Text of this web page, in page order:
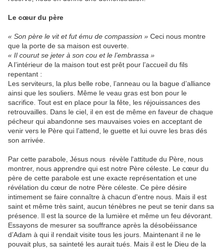
Le cœur du père
« Son père le vit et fut ému de compassion » Ceci nous montre
que la porte de sa maison est ouverte.
« Il courut se jeter à son cou et le l’embrassa »
A l’intérieur de la maison tout est prêt pour l’accueil du fils
repentant :
Les serviteurs, la plus belle robe, l’anneau ou la bague d’alliance
ainsi que les souliers. Même le veau gras est bon pour le
sacrifice. Tout est en place pour la fête, les réjouissances des
retrouvailles. Dans le ciel, il en est de même en faveur de chaque
pécheur qui abandonne ses mauvaises voies en acceptant de
venir vers le Père qui l’attend, le guette et lui ouvre les bras dés
son arrivée.
Par cette parabole, Jésus nous révèle l'attitude du Père, nous
montrer, nous apprendre qui est notre Père céleste. Le cœur du
père de cette parabole est une exacte représentation et une
révélation du cœur de notre Père céleste. Ce père désire
intimement se faire connaître à chacun d'entre nous. Mais il est
saint et même très saint, aucun ténèbres ne peut se tenir dans sa
présence. Il est la source de la lumière et même un feu dévorant.
Essayons de mesurer sa souffrance après la désobéissance
d’Adam à qui il rendait visite tous les jours. Maintenant il ne le
pouvait plus, sa sainteté les aurait tués. Mais il est le Dieu de la